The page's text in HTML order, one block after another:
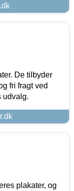
De tilbyder
fri fragt ved
udvalg.
plakater, og